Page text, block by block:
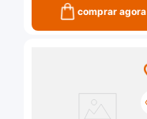
comprar agora